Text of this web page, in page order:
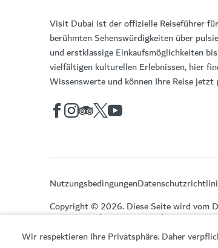
Wir respektieren Ihre Privatsphäre. Daher
Visit Dubai ist der offizielle Reiseführer
berühmten Sehenswürdigkeiten über
und erstklassige Einkaufsmöglichkeiten
vielfältigen kulturellen Erlebnissen, hier
Wissenswerte und können Ihre Reise jetzt
Nutzungsbedingungen
Copyright © 2026. Diese Seite wird vom
Economy and Tourism verwaltet.